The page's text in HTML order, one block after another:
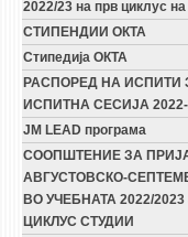
2022/23 на прв циклус
СТИПЕНДИИ ОКТА
Стипедија ОКТА
РАСПОРЕД НА ИСПИТИ
ИСПИТНА СЕСИЈА
ЈМ LEAD програма
СООПШТЕНИЕ ЗА
АВГУСТОВСКО-
ВО УЧЕБНАТА 2022/
ЦИКЛУС СТУДИИ